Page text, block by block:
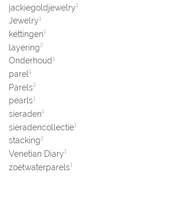
jackiegoldjewelry1
Jewelry1
kettingen1
layering2
Onderhoud1
parel 1
Parels2
pearls1
sieraden1
sieradencollectie1
stacking2
Venetian Diary1
zoetwaterparels1